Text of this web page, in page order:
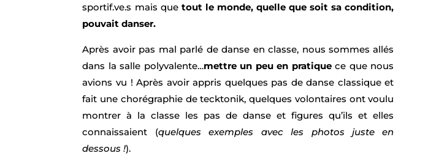
sportif.ve.s mais que tout le monde, quelle que soit sa condition,
pouvait danser.
Après avoir pas mal parlé de danse en classe, nous sommes allés
dans la salle polyvalente…mettre un peu en pratiquece que nous
avions vu ! Après avoir appris quelques pas de danse classique et
fait une chorégraphie de tecktonik, quelques volontaires ont voulu
montrer à la classe les pas de danse et figures qu’ils et elles
connaissaient (quelques exemples avec les photos juste en
dessous !).